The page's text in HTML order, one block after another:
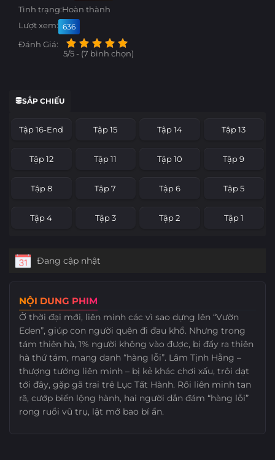
Tình trạng:Hoàn thành
Lượt xem: 636
Đánh Giá:
5/5 - (7 bình chọn)
SẮP CHIẾU
Tập 16-End Tập 15 Tập 14 Tập 13
Tập 12 Tập 11 Tập 10 Tập 9
Tập 8 Tập 7 Tập 6 Tập 5
Tập 4 Tập 3 Tập 2 Tập 1
Đang cập nhật
NỘI DUNG PHIM
Ở thời đại mới, liên minh các vì sao dựng lên “Vườn
Eden”, giúp con người quên đi đau khổ. Nhưng trong
tám thiên hà, 1% người không vào được, bị đẩy ra thiên
hà thứ tám, mang danh “hàng lỗi”. Lâm Tịnh Hằng –
thượng tướng liên minh – bị kẻ khác chơi xấu, trôi dạt
tới đây, gặp gã trai trẻ Lục Tất Hành. Rồi liên minh tan
rã, cướp biển lộng hành, hai người dẫn đám “hàng lỗi”
rong ruổi vũ trụ, lật mở bao bí ẩn.